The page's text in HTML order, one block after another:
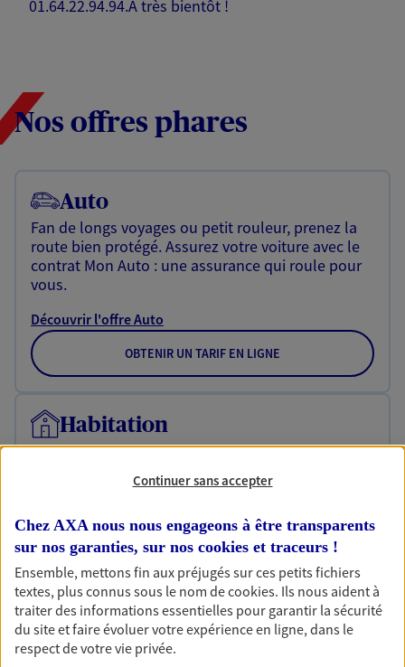
01.64.22.94.94.A très bientôt !
Nos offres phares
Auto
Fan de longs voyages ou petit rouleur, prenez la
route bien protégé. Assurez votre voiture avec le
contrat Mon Auto : une assurance qui roule pour
vous.
Découvrir l'offre Auto
OBTENIR UN TARIF EN LIGNE
Habitation
Votre logement est unique, comme vous. Le
protégeant ce qui vous tient à coeur.
Découvrir l'offre Habitation
OBTENIR UN TARIF EN LIGNE
Garantie Accidents de la Vie
Bricoleuse, féru de jardinage, pâtissier en herbe
Continuer sans accepter
Chez AXA nous nous engageons à être transparents
sur nos garanties, sur nos cookies et traceurs !
Ensemble, mettons fin aux préjugés sur ces petits fichiers
textes, plus connus sous le nom decookies. Ils nous aident à
traiter des informations essentielles pour garantir la sécurité
du site et faire évoluer votre expérience en ligne, dans le
respect de votre vie privée.